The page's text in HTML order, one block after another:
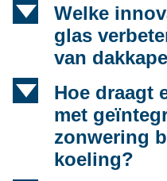
d
Welke
glas
van
d
Hoe draagt
met
zonwering
koeling?